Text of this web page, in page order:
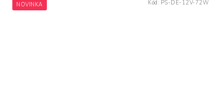
NOVINKA Kód: PS-DE-12V-72W